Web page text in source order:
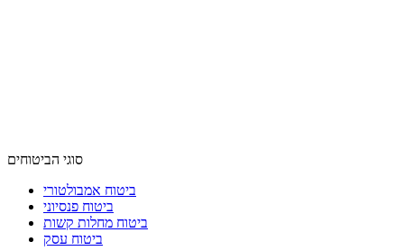
סוגי הביטוחים
ביטוח אמבולטורי
ביטוח פנסיוני
ביטוח מחלות קשות
ביטוח עסק